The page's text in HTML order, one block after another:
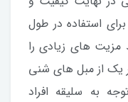
استفاده در طول
مزیت های زیادی را
یک از مبل های شنی
به سلیقه افراد